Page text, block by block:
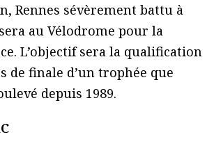
Rennes sévèrement battu à
au Vélodrome pour la
L’objectif sera la qualification
de finale d’un trophée que
depuis 1989.